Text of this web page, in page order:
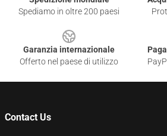
Spediamo in oltre 200 paesi
Garanzia internazionale
Offerto nel paese di utilizzo
Contact Us